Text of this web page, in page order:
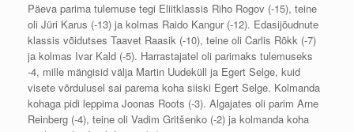
Päeva parima tulemuse tegi Eliitklassis Riho Rogov (-15), teine
oli Jüri Karus (-13) ja kolmas Raido Kangur (-12). Edasijõudnute
klassis võidutses Taavet Raasik (-10), teine oli Carlis Rõkk (-7)
ja kolmas Ivar Kald (-5). Harrastajatel oli parimaks tulemuseks
-4, mille mängisid välja Martin Uudeküll ja Egert Selge, kuid
visete võrdulusel sai parema koha siiski Egert Selge. Kolmanda
kohaga pidi leppima Joonas Roots (-3). Algajates oli parim Arne
Reinberg (-4), teine oli Vadim Gritšenko (-2) ja kolmanda koha